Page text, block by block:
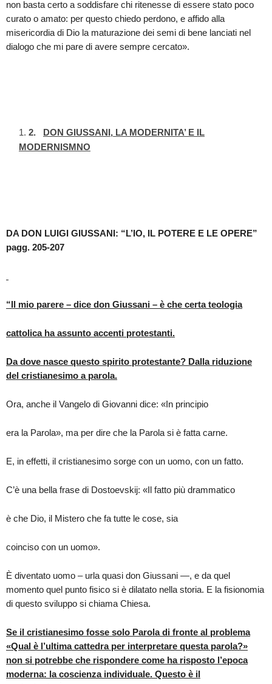
non basta certo a soddisfare chi ritenesse di essere stato poco
curato o amato: per questo chiedo perdono, e affido alla
misericordia di Dio la maturazione dei semi di bene lanciati nel
dialogo che mi pare di avere sempre cercato».
2. DON GIUSSANI, LA MODERNITA’ E IL
MODERNISMNO
DA DON LUIGI GIUSSANI: “L’IO, IL POTERE E LE OPERE”
pagg. 205-207
“Il mio parere – dice don Giussani – è che certa teologia
cattolica ha assunto accenti protestanti.
Da dove nasce questo spirito protestante? Dalla riduzione
del cristianesimo a parola.
Ora, anche il Vangelo di Giovanni dice: «In principio
era la Parola», ma per dire che la Parola si è fatta carne.
E, in effetti, il cristianesimo sorge con un uomo, con un fatto.
C’è una bella frase di Dostoevskij: «Il fatto più drammatico
è che Dio, il Mistero che fa tutte le cose, sia
coinciso con un uomo».
È diventato uomo – urla quasi don Giussani —, e da quel
momento quel punto fisico si è dilatato nella storia. E la fisionomia
di questo sviluppo si chiama Chiesa.
Se il cristianesimo fosse solo Parola di fronte al problema
«Qual è l’ultima cattedra per interpretare questa parola?»
non si potrebbe che rispondere come ha risposto l’epoca
moderna: la coscienza individuale. Questo è il